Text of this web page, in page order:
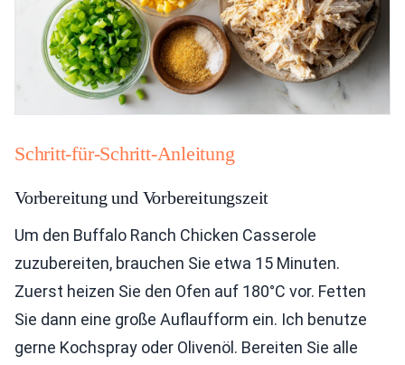
Schritt-für-Schritt-Anleitung
Vorbereitung und Vorbereitungszeit
Um den Buffalo Ranch Chicken Casserole
zuzubereiten, brauchen Sie etwa 15 Minuten.
Zuerst heizen Sie den Ofen auf 180°C vor. Fetten
Sie dann eine große Auflaufform ein. Ich benutze
gerne Kochspray oder Olivenöl. Bereiten Sie alle